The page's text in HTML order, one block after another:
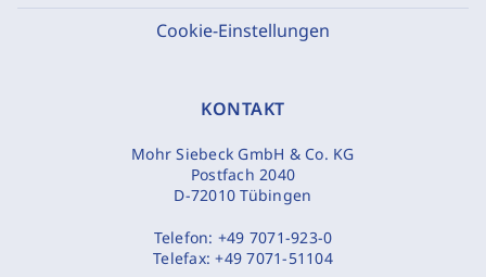
Cookie-Einstellungen
KONTAKT
Mohr Siebeck GmbH & Co. KG
Postfach 2040
D-72010 Tübingen
Telefon: +49 7071-923-0
Telefax:+49 7071-51104